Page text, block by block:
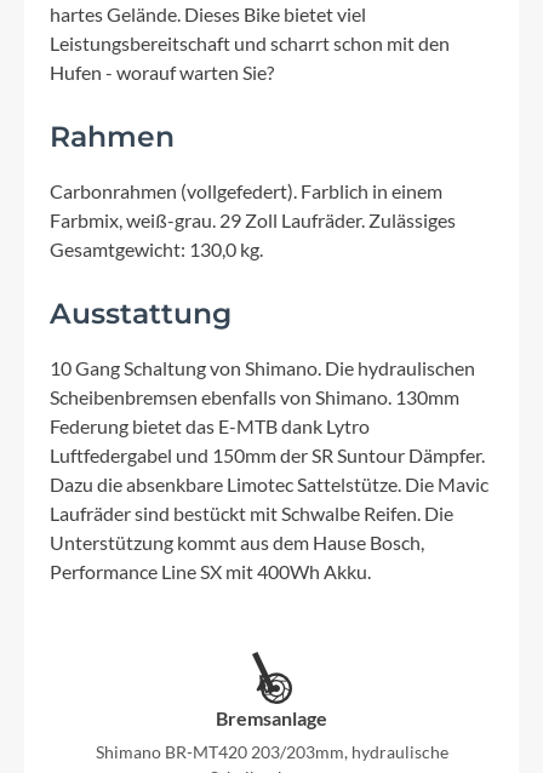
hartes Gelände. Dieses Bike bietet viel
Leistungsbereitschaft und scharrt schon mit den
Hufen - worauf warten Sie?
Rahmen
Carbonrahmen (vollgefedert). Farblich in einem
Farbmix, weiß-grau. 29 Zoll Laufräder. Zulässiges
Gesamtgewicht: 130,0 kg.
Ausstattung
10 Gang Schaltung von Shimano. Die hydraulischen
Scheibenbremsen ebenfalls von Shimano. 130mm
Federung bietet das E-MTB dank Lytro
Luftfedergabel und 150mm der SR Suntour Dämpfer.
Dazu die absenkbare Limotec Sattelstütze. Die Mavic
Laufräder sind bestückt mit Schwalbe Reifen. Die
Unterstützung kommt aus dem Hause Bosch,
Performance Line SX mit 400Wh Akku.
Bremsanlage
Shimano BR-MT420 203/203mm, hydraulische